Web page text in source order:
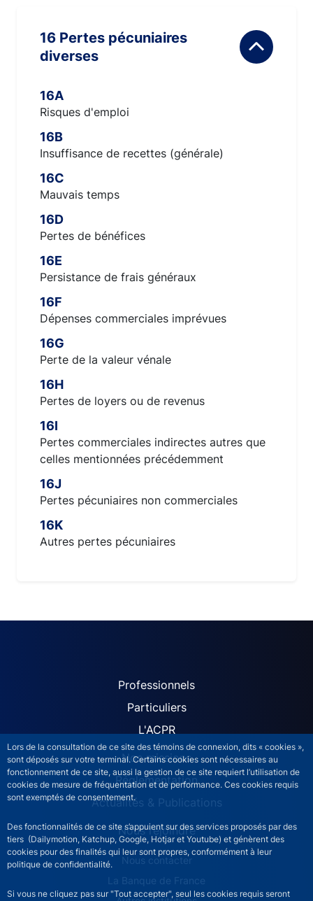
Lors de la consultation de ce site des témoins de connexion, dits « cookies »,
sont déposés sur votre terminal. Certains cookies sont nécessaires au
fonctionnement de ce site, aussi la gestion de ce site requiert l’utilisation de
cookies de mesure de fréquentation et de performance. Ces cookies requis
sont exemptés de consentement.
Des fonctionnalités de ce site s’appuient sur des services proposés par des
tiers (Dailymotion, Katchup, Google, Hotjar et Youtube) et génèrent des
cookies pour des finalités qui leur sont propres, conformément à leur
politique de confidentialité.
Si vous ne cliquez pas sur "Tout accepter", seul les cookies requis seront
16 Pertes pécuniaires
diverses
16A
Risques d'emploi
16B
Insuffisance de recettes (générale)
16C
Mauvais temps
16D
Pertes de bénéfices
16E
Persistance de frais généraux
16F
Dépenses commerciales imprévues
16G
Perte de la valeur vénale
16H
Pertes de loyers ou de revenus
16I
Pertes commerciales indirectes autres que
celles mentionnées précédemment
16J
Pertes pécuniaires non commerciales
16K
Autres pertes pécuniaires
ACPR site navigation
Professionnels
Particuliers
L'ACPR
Nos missions
Réglementation
Actualités & Publications
Nous rejoindre
ACPR footer secondary menu (French)
Nous contacter
La Banque de France